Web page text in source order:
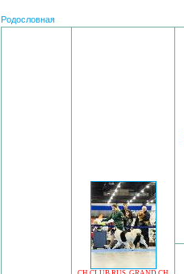
Родословная